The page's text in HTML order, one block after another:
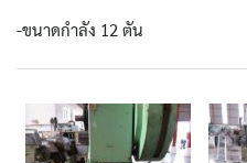
-ขนาดกำลัง 12 ตัน